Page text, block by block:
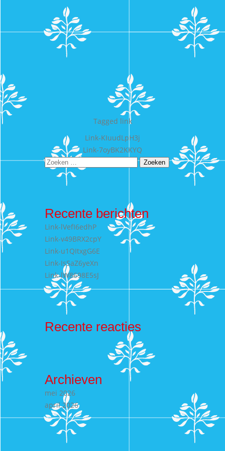
Tagged link
Bericht
navigatie
Link-KIuudLpH3j
Link-7oyBK2KKYQ
Zoeken
naar:
Recente berichten
Link-lVefI6edhP
Link-v49BRX2cpY
Link-u1QItxgG6E
Link-IsSaZ6yeXn
Link-lW8698E5sJ
Recente reacties
Archieven
mei 2026
april 2026